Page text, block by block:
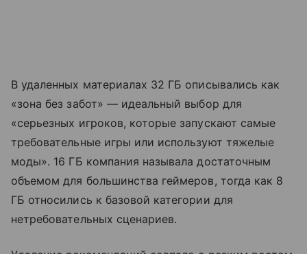
В удаленных материалах 32 ГБ описывались как
«зона без забот» — идеальный выбор для
«серьезных игроков, которые запускают самые
требовательные игры или используют тяжелые
моды». 16 ГБ компания называла достаточным
объемом для большинства геймеров, тогда как 8
ГБ относились к базовой категории для
нетребовательных сценариев.